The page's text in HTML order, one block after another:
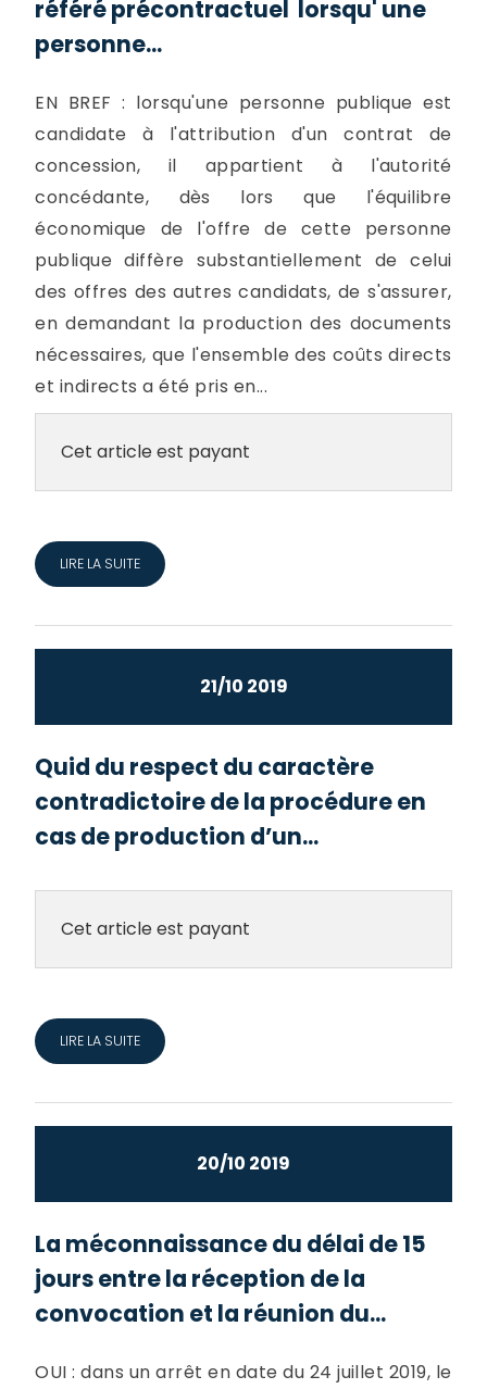
référé précontractuel lorsqu' une
personne...
EN BREF : lorsqu'une personne publique est
candidate à l'attribution d'un contrat de
concession, il appartient à l'autorité
concédante, dès lors que l'équilibre
économique de l'offre de cette personne
publique diffère substantiellement de celui
des offres des autres candidats, de s'assurer,
en demandant la production des documents
nécessaires, que l'ensemble des coûts directs
et indirects a été pris en...
Cet article est payant
LIRE LA SUITE
21/10 2019
Quid du respect du caractère
contradictoire de la procédure en
cas de production d’un...
Cet article est payant
LIRE LA SUITE
20/10 2019
La méconnaissance du délai de 15
jours entre la réception de la
convocation et la réunion du...
OUI : dans un arrêt en date du 24 juillet 2019, le